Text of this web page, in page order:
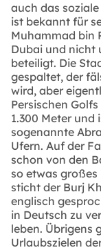
auch das
ist bekannt für
Muhammad bin
Dubai und nicht
beteiligt. Die
gespaltet, der
wird, aber
Persischen
1.300 Meter und
sogenannte
Ufern. Auf der
schon von den
so etwas
sticht der Burj
englisch
in Deutsch zu
leben. Übrigens
Urlaubszielen